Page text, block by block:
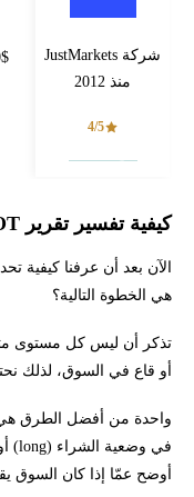
شركة JustMarkets
منذ 2012
4/5
كيفية تفسير تقرير COT
الآن بعد أن عرفنا كيفية
هي الخطوة التالية؟
تذكر أن ليس كل مستوى
أو قاع في السوق، لذلك
واحدة من أفضل الطرق هي
أوضح عمّا إذا كان السوق